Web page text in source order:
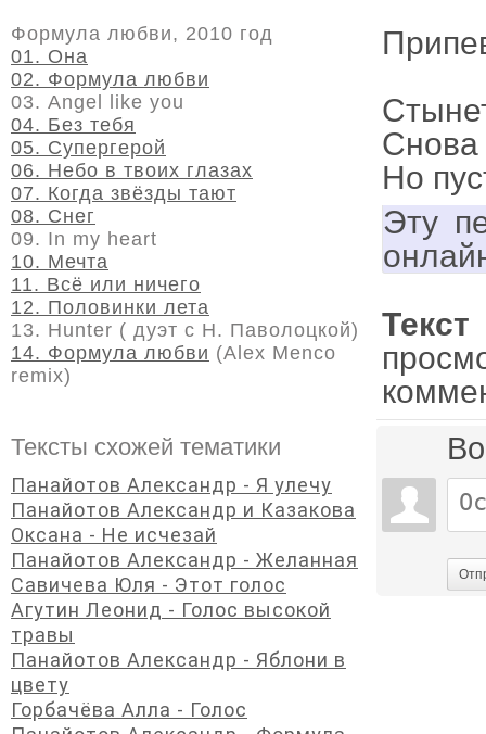
Снова
Но
Эту
Формула любви, 2010 год
01. Она
02. Формула любви
03. Angel like you
04. Без тебя
05. Супергерой
06. Небо в твоих глазах
07. Когда звёзды тают
08. Снег
09. In my heart
10. Мечта
11. Всё или ничего
12. Половинки лета
13. Hunter ( дуэт с Н. Паволоцкой)
14. Формула любви (Alex Menco
remix)
Тексты схожей тематики
Панайотов Александр - Я улечу
Панайотов Александр и Казакова
Оксана - Не исчезай
Панайотов Александр - Желанная
Савичева Юля - Этот голос
Агутин Леонид - Голос высокой
травы
Панайотов Александр - Яблони в
цвету
Горбачёва Алла - Голос